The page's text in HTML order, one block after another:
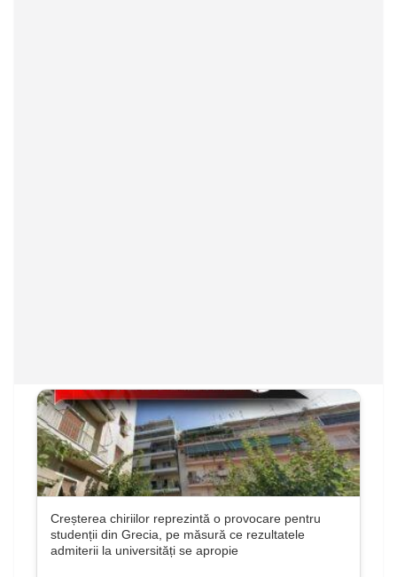
Creșterea chiriilor reprezintă o provocare pentru
studenții din Grecia, pe măsură ce rezultatele
admiterii la universități se apropie